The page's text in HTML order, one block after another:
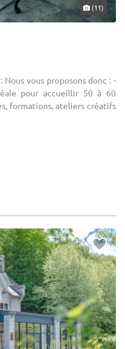
(11)
vous proposons donc : -
pour accueillir 50 à 60
formations, ateliers créatifs